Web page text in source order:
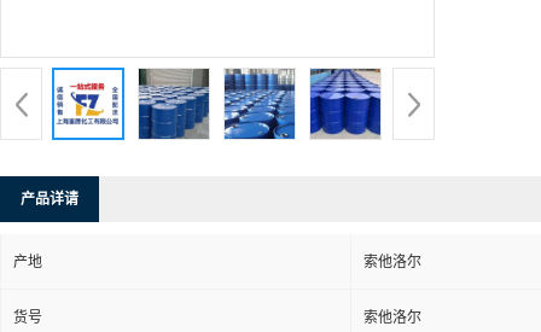
产品详请
产地 索他洛尔
货号 索他洛尔